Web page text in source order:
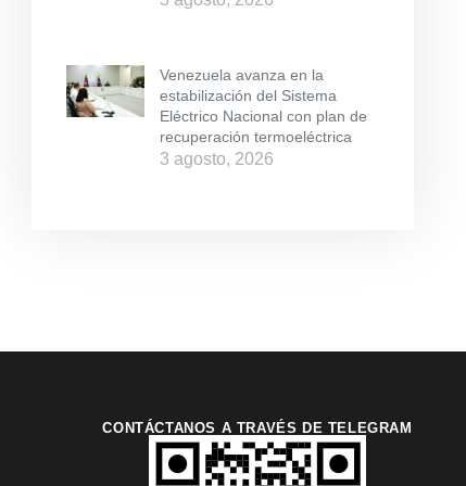
Venezuela avanza en la
estabilización del Sistema
Eléctrico Nacional con plan de
recuperación termoeléctrica
3 agosto, 2026
CONTÁCTANOS A TRAVÉS DE TELEGRAM